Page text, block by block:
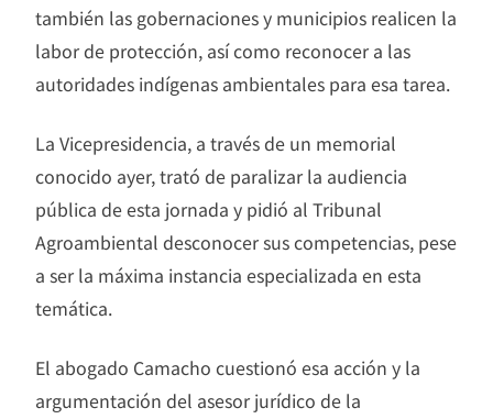
también las gobernaciones y municipios realicen la
labor de protección, así como reconocer a las
autoridades indígenas ambientales para esa tarea.
La Vicepresidencia, a través de un memorial
conocido ayer, trató de paralizar la audiencia
pública de esta jornada y pidió al Tribunal
Agroambiental desconocer sus competencias, pese
a ser la máxima instancia especializada en esta
temática.
El abogado Camacho cuestionó esa acción y la
argumentación del asesor jurídico de la